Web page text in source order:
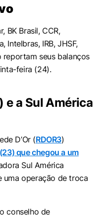
BK Brasil, CCR,
Intelbras, IRB, JHSF,
reportam seus balanços
feira (24).
) e a Sul América
D’Or (RDOR3)
que chegou a um
Sul América
uma operação de troca
conselho de